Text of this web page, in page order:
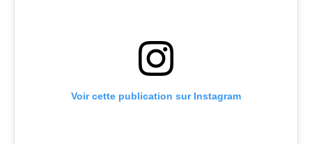
Voir cette publication sur Instagram